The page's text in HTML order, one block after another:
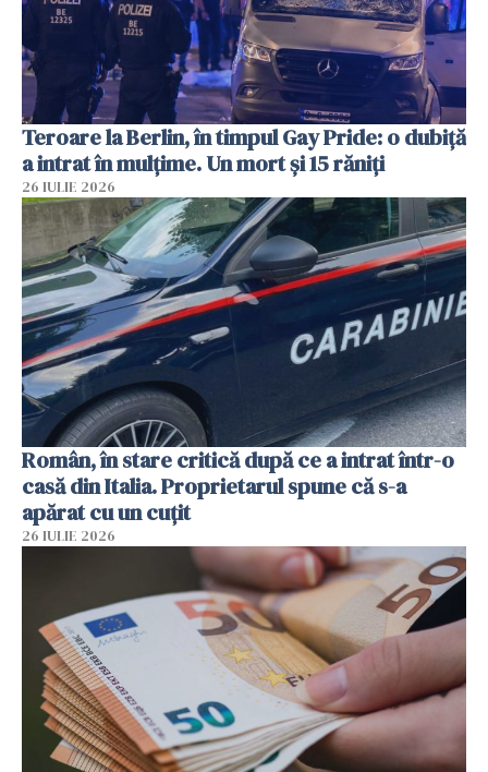
Teroare la Berlin, în timpul Gay Pride: o dubiță
a intrat în mulțime. Un mort și 15 răniți
26 IULIE 2026
Român, în stare critică după ce a intrat într-o
casă din Italia. Proprietarul spune că s-a
apărat cu un cuțit
26 IULIE 2026